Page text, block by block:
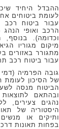
ההבדל היחיד
לעומת ביטוחים
עבור ביטוח רכב
הרכב ואופי הנהג
וכדומה).
מיקום מגוריו
מתגורר באזורים
עבור ביטוח רכב
גובה הפרמיה
של הסיכון לעומת
הביטוח מנסה
ובהתאם
נהגים צעירים,
היסטוריה של
ותיקים או
בפחות תאונות